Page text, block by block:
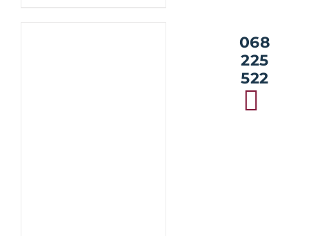
068
225
522